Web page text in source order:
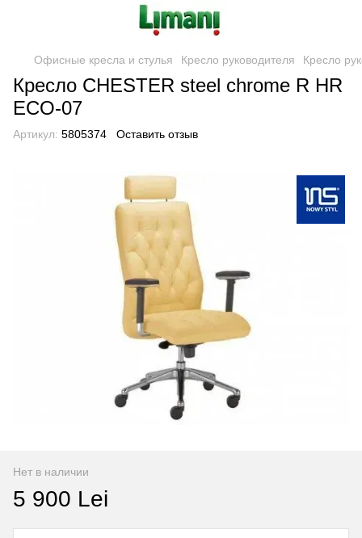
Офисные кресла и стулья Кресло руководителя Кресло
Кресло CHESTER steel chrome R HR
ECO-07
Артикул: 5805374 Оставить отзыв
Нет в наличии
5 900 Lei